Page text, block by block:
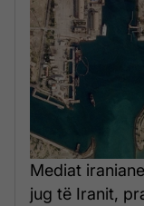
Mediat
jug të Iranit,